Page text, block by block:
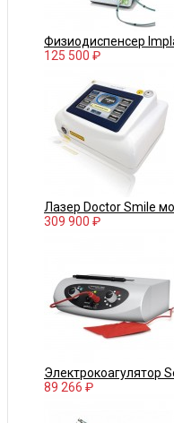
Физиодиспенсер
125 500 ₽
Лазер Doctor Smile
309 900 ₽
Электрокоагулятор
89 266 ₽